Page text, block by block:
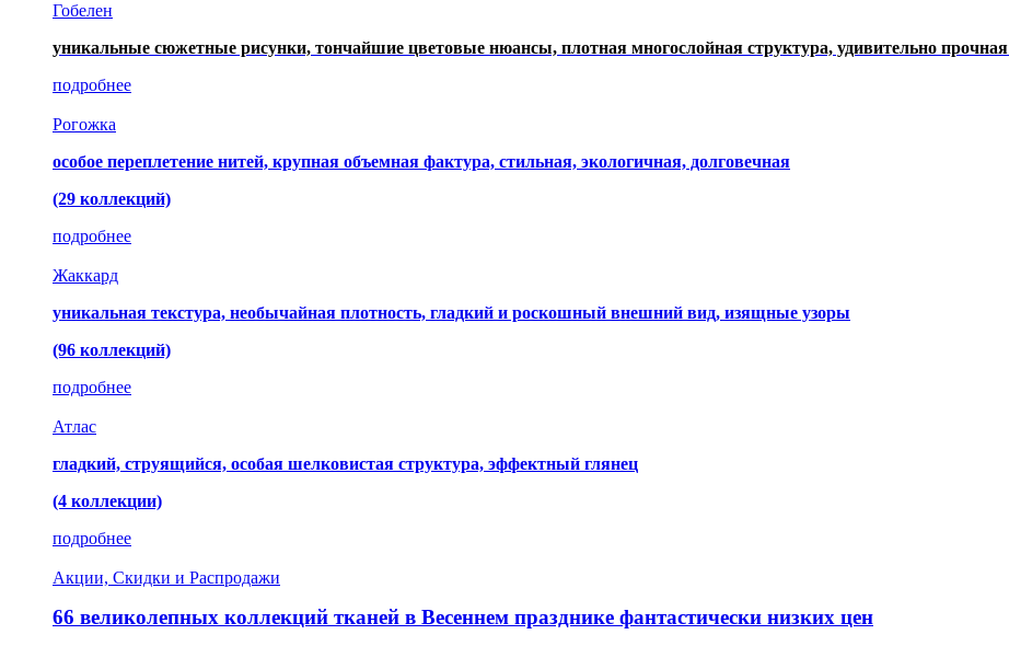
Гобелен
уникальные сюжетные рисунки, тончайшие цветовые нюансы, плотная многослойная структура, удивительно прочная
подробнее
Рогожка
особое переплетение нитей, крупная объемная фактура, стильная, экологичная, долговечная
(29 коллекций)
подробнее
Жаккард
уникальная текстура, необычайная плотность, гладкий и роскошный внешний вид, изящные узоры
(96 коллекций)
подробнее
Атлас
гладкий, струящийся, особая шелковистая структура, эффектный глянец
(4 коллекции)
подробнее
Акции, Скидки и Распродажи
66 великолепных коллекций тканей в Весеннем празднике фантастически низких цен